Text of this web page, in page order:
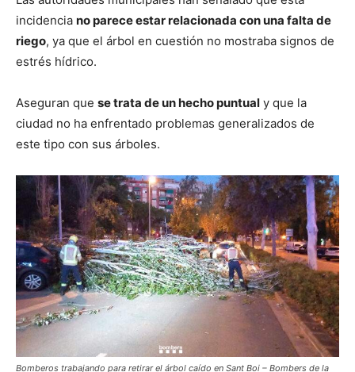
incidencia no parece estar relacionada con una falta de
riego, ya que el árbol en cuestión no mostraba signos de
estrés hídrico.
Aseguran que se trata de un hecho puntual y que la
ciudad no ha enfrentado problemas generalizados de
este tipo con sus árboles.
Bomberos trabajando para retirar el árbol caído en Sant Boi – Bombers de la